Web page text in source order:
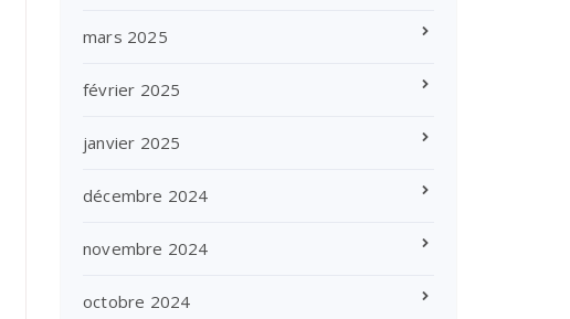
mars 2025
février 2025
janvier 2025
décembre 2024
novembre 2024
octobre 2024